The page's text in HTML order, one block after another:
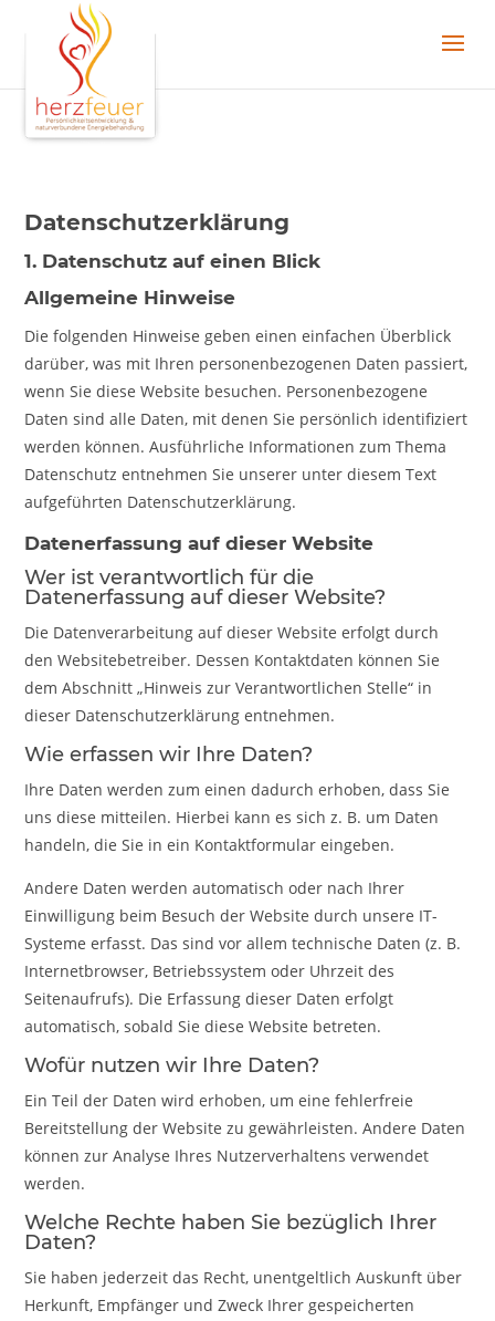
Datenschutz­erklärung
1. Datenschutz auf einen Blick
Allgemeine Hinweise
Die folgenden Hinweise geben einen einfachen Überblick
darüber, was mit Ihren personenbezogenen Daten passiert,
wenn Sie diese Website besuchen. Personenbezogene
Daten sind alle Daten, mit denen Sie persönlich identifiziert
werden können. Ausführliche Informationen zum Thema
Datenschutz entnehmen Sie unserer unter diesem Text
aufgeführten Datenschutzerklärung.
Datenerfassung auf dieser Website
Wer ist verantwortlich für die
Datenerfassung auf dieser Website?
Die Datenverarbeitung auf dieser Website erfolgt durch
den Websitebetreiber. Dessen Kontaktdaten können Sie
dem Abschnitt „Hinweis zur Verantwortlichen Stelle“ in
dieser Datenschutzerklärung entnehmen.
Wie erfassen wir Ihre Daten?
Ihre Daten werden zum einen dadurch erhoben, dass Sie
uns diese mitteilen. Hierbei kann es sich z. B. um Daten
handeln, die Sie in ein Kontaktformular eingeben.
Andere Daten werden automatisch oder nach Ihrer
Einwilligung beim Besuch der Website durch unsere IT-
Systeme erfasst. Das sind vor allem technische Daten (z. B.
Internetbrowser, Betriebssystem oder Uhrzeit des
Seitenaufrufs). Die Erfassung dieser Daten erfolgt
automatisch, sobald Sie diese Website betreten.
Wofür nutzen wir Ihre Daten?
Ein Teil der Daten wird erhoben, um eine fehlerfreie
Bereitstellung der Website zu gewährleisten. Andere Daten
können zur Analyse Ihres Nutzerverhaltens verwendet
werden.
Welche Rechte haben Sie bezüglich Ihrer
Daten?
Sie haben jederzeit das Recht, unentgeltlich Auskunft über
Herkunft, Empfänger und Zweck Ihrer gespeicherten